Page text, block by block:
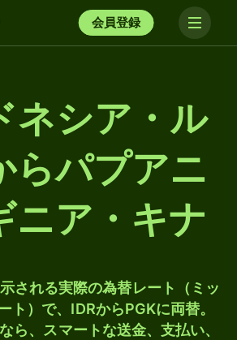
会員登録
ネシア・ル
らパプアニ
ニア・キナ
される実際の為替レート（ミッ
ト）で、IDRからPGKに両替。
ら、スマートな送金、支払い、